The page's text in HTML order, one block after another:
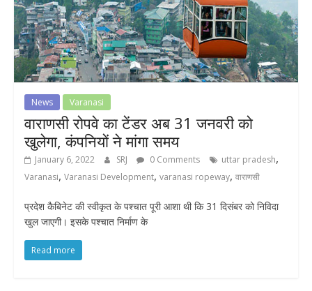
News Varanasi
वाराणसी रोपवे का टेंडर अब 31 जनवरी को
खुलेगा, कंपनियों ने मांगा समय
January 6, 2022 SRJ 0 Comments uttar pradesh,
Varanasi, Varanasi Development, varanasi ropeway, वाराणसी
प्रदेश कैबिनेट की स्वीकृत के पश्चात पूरी आशा थी कि 31 दिसंबर को निविदा
खुल जाएगी। इसके पश्चात निर्माण के
Read more